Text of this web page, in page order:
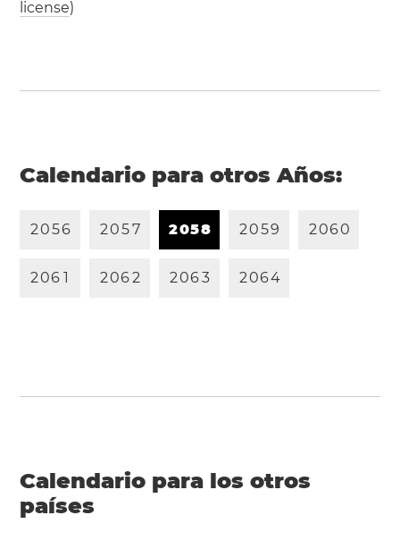
license)
Calendario para otros Años:
2056 2057 2058 2059 2060
206 1 2062 2063 2064
Calendario para los otros
países